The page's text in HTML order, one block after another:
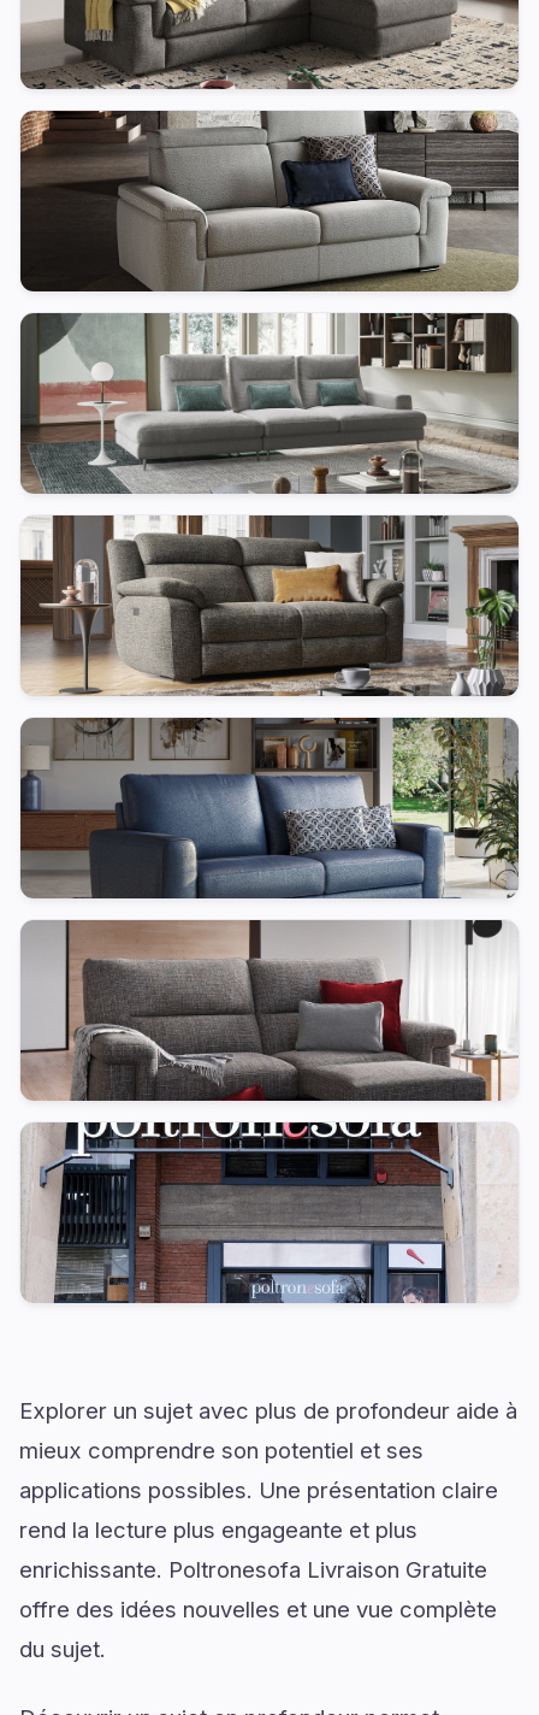
Explorer un sujet avec plus de profondeur aide à
mieux comprendre son potentiel et ses
applications possibles. Une présentation claire
rend la lecture plus engageante et plus
enrichissante. Poltronesofa Livraison Gratuite
offre des idées nouvelles et une vue complète
du sujet.